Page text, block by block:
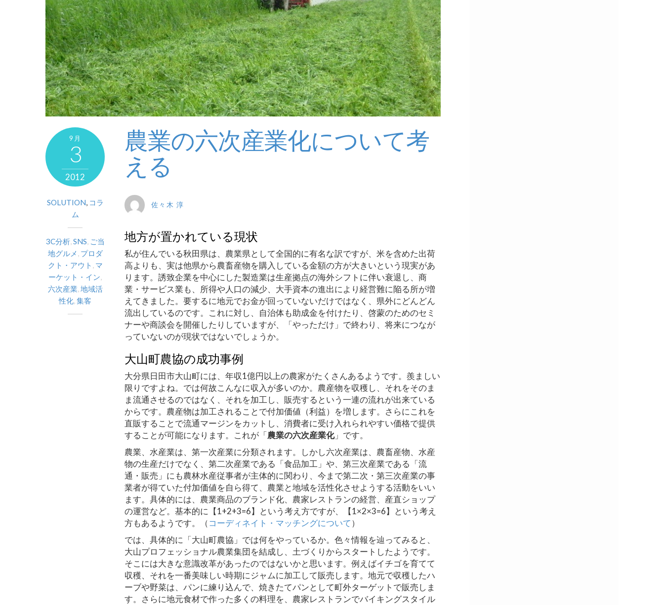
9月
3
2012
SOLUTION, コラ
ム
3C分析,SNS, ご当
地グルメ , プロダ
クト・アウト , マ
ーケット・イン,
六次産業,地域活
性化,集客
農業の六次産業化について考
える
佐々木 淳
地方が置かれている現状
私が住んでいる秋田県は、農業県として全国的に有名な訳ですが、米を含めた出荷
高よりも、実は他県から農畜産物を購入している金額の方が大きいという現実があ
ります。誘致企業を中心にした製造業は生産拠点の海外シフトに伴い衰退し、商
業・サービス業も、所得や人口の減少、大手資本の進出により経営難に陥る所が増
えてきました。要するに地元でお金が回っていないだけではなく、県外にどんどん
流出しているのです。これに対し、自治体も助成金を付けたり、啓蒙のためのセミ
ナーや商談会を開催したりしていますが、「やっただけ」で終わり、将来につなが
っていないのが現状ではないでしょうか。
大山町農協の成功事例
大分県日田市大山町には、年収1億円以上の農家がたくさんあるようです。羨ましい
限りですよね。では何故こんなに収入が多いのか。農産物を収穫し、それをそのま
ま流通させるのではなく、それを加工し、販売するという一連の流れが出来ている
からです。農産物は加工されることで付加価値（利益）を増します。さらにこれを
直販することで流通マージンをカットし、消費者に受け入れられやすい価格で提供
することが可能になります。これが「農業の六次産業化」です。
農業、水産業は、第一次産業に分類されます。しかし六次産業は、農畜産物、水産
物の生産だけでなく、第二次産業である「食品加工」や、第三次産業である「流
通・販売」にも農林水産従事者が主体的に関わり、今まで第二次・第三次産業の事
業者が得ていた付加価値を自ら得て、農業と地域を活性化させようする活動をいい
ます。具体的には、農業商品のブランド化、農家レストランの経営、産直ショップ
の運営など。基本的に【1+2+3=6】という考え方ですが、【1×2×3=6】という考え
方もあるようです。（コーディネイト・マッチングについて）
では、具体的に「大山町農協」では何をやっているか。色々情報を辿ってみると、
大山プロフェッショナル農業集団を結成し、土づくりからスタートしたようです。
そこには大きな意識改革があったのではないかと思います。例えばイチゴを育てて
収穫、それを一番美味しい時期にジャムに加工して販売します。地元で収穫したハ
ーブや野菜は、パンに練り込んで、焼きたてパンとして町外ターゲットで販売しま
す。さらに地元食材で作った多くの料理を、農家レストランでバイキングスタイル